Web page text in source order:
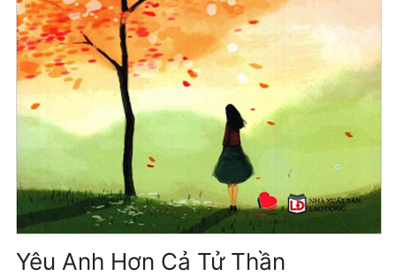
Yêu Anh Hơn Cả Tử Thần